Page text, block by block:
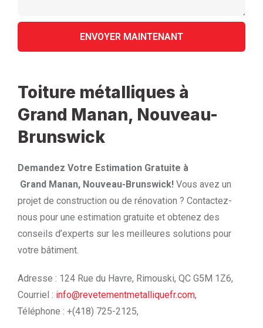
Toiture métalliques à
Grand Manan, Nouveau-
Brunswick
Demandez Votre Estimation Gratuite à
Grand Manan, Nouveau-Brunswick! Vous avez un
projet de construction ou de rénovation ? Contactez-
nous pour une estimation gratuite et obtenez des
conseils d’experts sur les meilleures solutions pour
votre bâtiment.
Adresse : 124 Rue du Havre, Rimouski, QC G5M 1Z6,
Courriel : info@revetementmetalliquefr.com,
Téléphone : +(418) 725-2125,